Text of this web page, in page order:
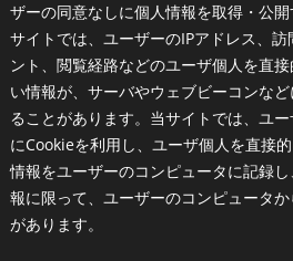
ザーの同意なしに個人情報を取得・公
サイトでは、ユーザーのIPアドレス、
ント、閲覧経路などのユーザ個人を直
い情報が、サーバやウェブビーコンな
ることがあります。当サイトでは、ユ
にCookieを利用し、ユーザ個人を直接
情報をユーザーのコンピュータに記録
報に限って、ユーザーのコンピュータ
があります。